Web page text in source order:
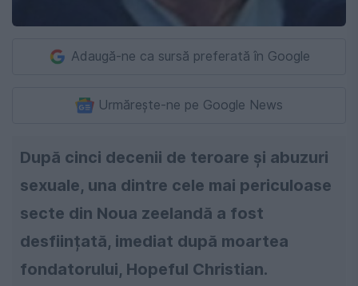
Adaugă-ne ca sursă preferată în Google
Urmărește-ne pe Google News
După cinci decenii de teroare și abuzuri
sexuale, una dintre cele mai periculoase
secte din Noua zeelandă a fost
desființată, imediat după moartea
fondatorului, Hopeful Christian.